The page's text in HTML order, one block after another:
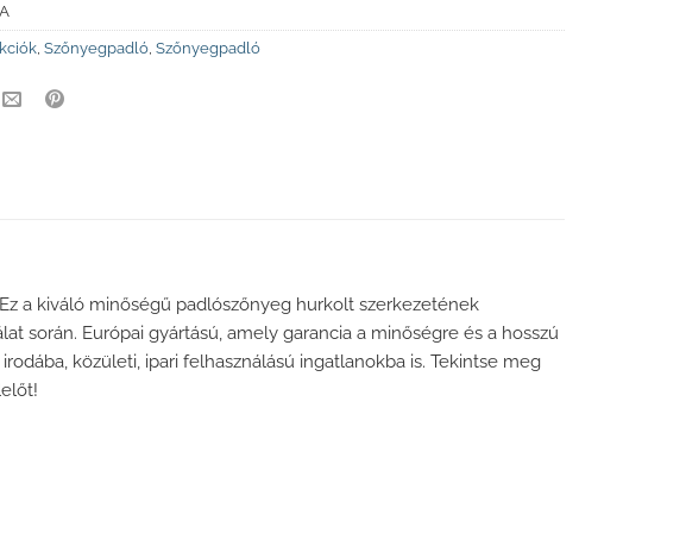
Szőnyegpadló Szőnyegpadló
a kiváló minőségű padlószőnyeg hurkolt szerkezetének
során. Európai gyártású, amely garancia a minőségre és a hosszú
közületi, ipari felhasználású ingatlanokba is. Tekintse meg